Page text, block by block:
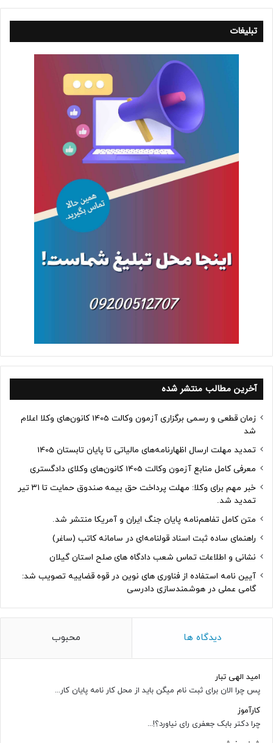
تبلیغات
آخرین مطالب منتشر شده
زمان قطعی و رسمی برگزاری آزمون وکالت 1405 کانون‌های وکلا اعلام
شد
تمدید مهلت ارسال اظهارنامه‌های مالیاتی تا پایان تابستان 1405
معرفی کامل منابع آزمون وکالت 1405 کانون‌های وکلای دادگستری
خبر مهم برای وکلا: مهلت پرداخت حق بیمه صندوق حمایت تا ۳۱ تیر
تمدید شد.
متن کامل تفاهم‌نامه پایان جنگ ایران و آمریکا منتشر شد.
راهنمای ساده ثبت اسناد قولنامه‌ای در سامانه کاتب (ساغر)
نشانی و اطلاعات تماس شعب دادگاه های صلح استان گیلان
آیین نامه استفاده از فناوری های نوین در قوه قضاییه تصویب شد:
گامی عملی در هوشمندسازی دادرسی
دیدگاه ها محبوب
امید الهی تبار
پس چرا الان برای ثبت نام میگن باید از محل کار نامه پایان کار...
کارآموز
چرا دکتر بابک جعفری رای نیاورد؟!...